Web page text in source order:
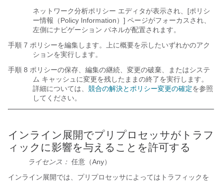
ネットワーク分析ポリシー エディタが表示され、[ポリシ
ー情報（Policy Information）] ページがフォーカスされ、
左側にナビゲーション パネルが配置されます。
手順 7 ポリシーを編集します。上に概要を示したいずれかのアク
ションを実行します。
手順 8 ポリシーの保存、編集の継続、変更の破棄、またはシステ
ム キャッシュに変更を残したままの終了を実行します。
詳細については、 競合の解決とポリシー変更の確定を参照
してください。
インライン展開でプリプロセッサがトラフ
ィックに影響を与えることを許可する
ライセンス： 任意（Any）
インライン展開では、プリプロセッサによってはトラフィックを